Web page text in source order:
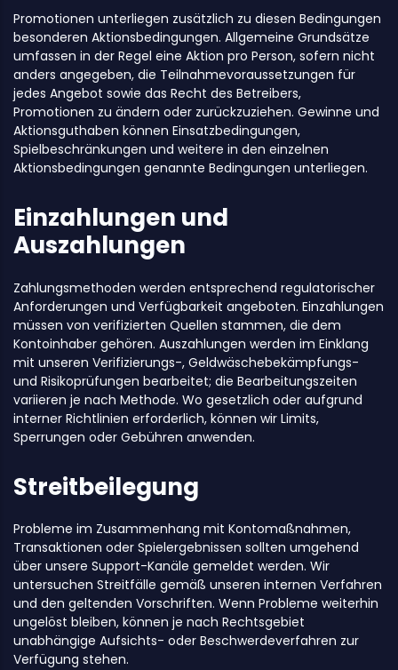
Promotionen unterliegen zusätzlich zu diesen Bedingungen
besonderen Aktionsbedingungen. Allgemeine Grundsätze
umfassen in der Regel eine Aktion pro Person, sofern nicht
anders angegeben, die Teilnahmevoraussetzungen für
jedes Angebot sowie das Recht des Betreibers,
Promotionen zu ändern oder zurückzuziehen. Gewinne und
Aktionsguthaben können Einsatzbedingungen,
Spielbeschränkungen und weitere in den einzelnen
Aktionsbedingungen genannte Bedingungen unterliegen.
Einzahlungen und
Auszahlungen
Zahlungsmethoden werden entsprechend regulatorischer
Anforderungen und Verfügbarkeit angeboten. Einzahlungen
müssen von verifizierten Quellen stammen, die dem
Kontoinhaber gehören. Auszahlungen werden im Einklang
mit unseren Verifizierungs-, Geldwäschebekämpfungs-
und Risikoprüfungen bearbeitet; die Bearbeitungszeiten
variieren je nach Methode. Wo gesetzlich oder aufgrund
interner Richtlinien erforderlich, können wir Limits,
Sperrungen oder Gebühren anwenden.
Streitbeilegung
Probleme im Zusammenhang mit Kontomaßnahmen,
Transaktionen oder Spielergebnissen sollten umgehend
über unsere Support-Kanäle gemeldet werden. Wir
untersuchen Streitfälle gemäß unseren internen Verfahren
und den geltenden Vorschriften. Wenn Probleme weiterhin
ungelöst bleiben, können je nach Rechtsgebiet
unabhängige Aufsichts- oder Beschwerdeverfahren zur
Verfügung stehen.